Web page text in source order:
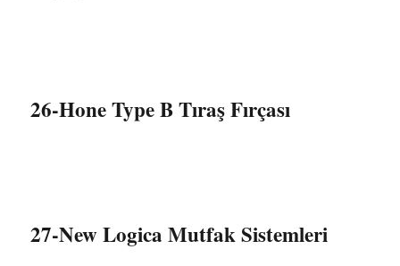
26-Hone Type B Tıraş Fırçası
27-New Logica Mutfak Sistemleri